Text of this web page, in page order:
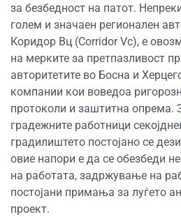
за безбедност на патот.
голем и значаен регионален
Коридор Вц (Corridor Vc), е
на мерките за претпазливост
авторитетите во Босна и
компании кои воведоа
протоколи и заштитна опрема.
градежните работници
градилиштето постојано се
овие напори е да се обезбеди
на работата, задржување на
постојани примања за луѓето
проект.